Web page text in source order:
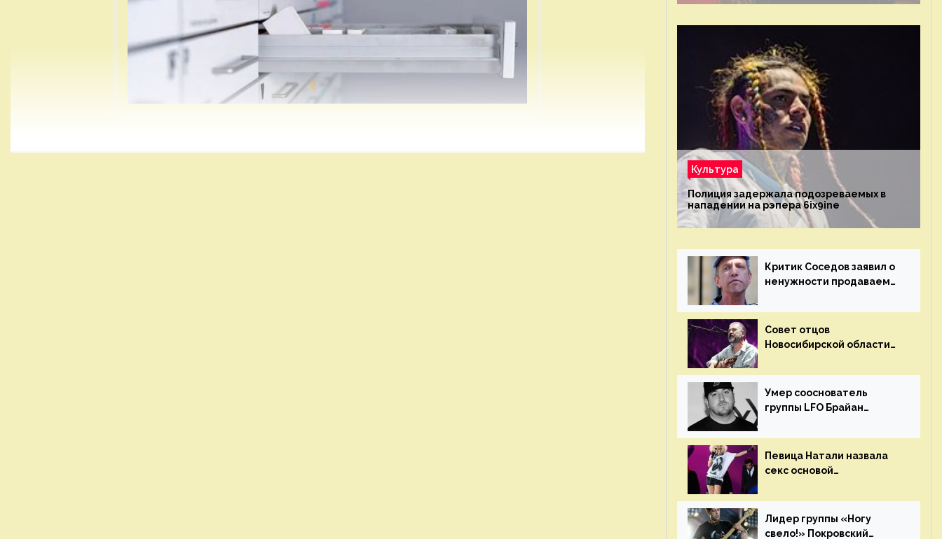
Культура
Полиция задержала подозреваемых в
нападении на рэпера 6ix9ine
Критик Соседов заявил о
ненужности продаваемых
песен
Совет отцов
Новосибирской области
концерт группы «Сплин»
Умер сооснователь
группы LFO Брайан
Певица Натали назвала
секс основой
Лидер группы «Ногу
свело!» Покровский